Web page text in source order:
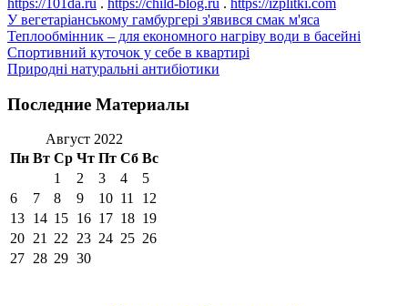
https://101da.ru . https://child-blog.ru . https://izplitki.com
У вегетаріанському гамбургері з'явився смак м'яса
Теплообмінник – для економного нагріву води в басейні
Спортивний куточок у себе в квартирі
Природні натуральні антибіотики
Последние Материалы
Август 2022
Пн Вт Ср Чт Пт Сб Вс
1
2 3 4
5
6
7 8 9 10 11
12
13 14 15 16 17 18 19
20 21 22 23 24 25 26
27 28 29 30